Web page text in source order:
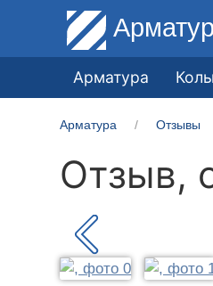
Арматура
Арматура Отзывы
Отзыв,